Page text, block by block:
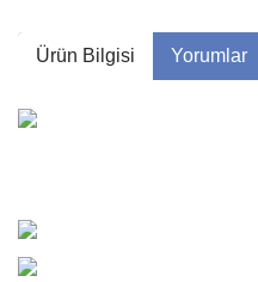
Ürün Bilgisi Yorumlar